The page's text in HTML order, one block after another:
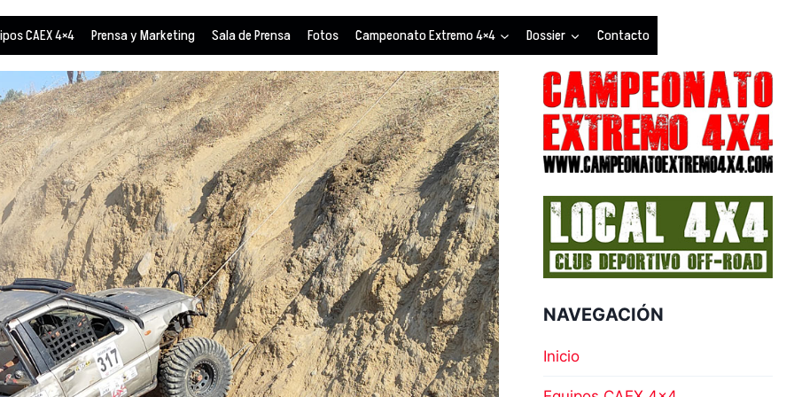
CAEX 4×4 Prensa y Marketing Sala de Prensa Fotos Campeonato Extremo 4×4 Dossier Contacto
NAVEGACIÓN
Inicio